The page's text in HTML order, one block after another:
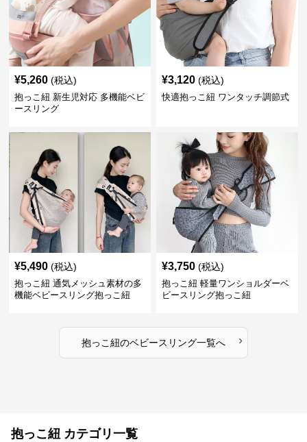
¥5,260 (税込)
抱っこ紐 新生児対応 多機能ベビ
ースリング
¥3,120 (税込)
快適抱っこ紐 ワンタッチ調節式
¥5,490 (税込)
抱っこ紐 通気メッシュ素材の多
機能ベビースリング抱っこ紐
¥3,750 (税込)
抱っこ紐 軽量ワンショルダーベ
ビースリング抱っこ紐
抱っこ紐のベビースリング一覧へ ›
抱っこ紐 カテゴリ一覧